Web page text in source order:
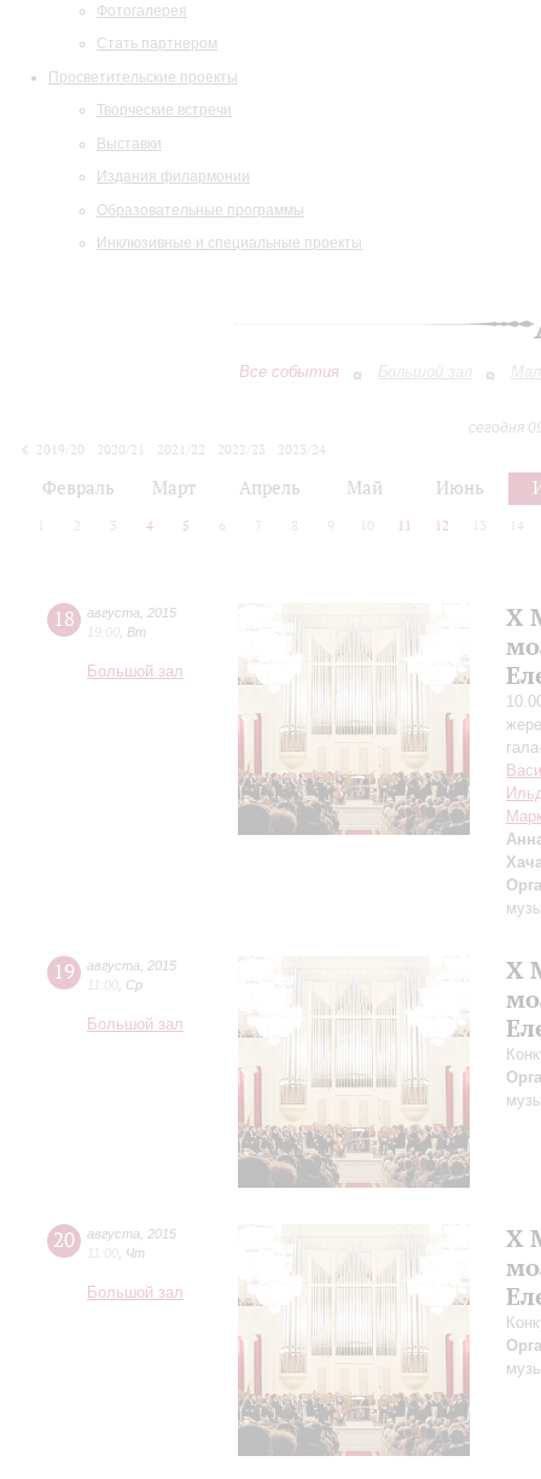
Фотогалерея
Стать партнером
Просветительские проекты
Творческие встречи
Выставки
Издания филармонии
Образовательные программы
Инклюзивные и специальные проекты
Все события Большой зал
сегодня
2019/20
2020/21 2021/22 2022/23
2023/24
Февраль Март Апрель Май Июнь
2 3 4 5 6 7 8 9 10 11 12 13 14
18 августа
2015
19:00 Вт
Большой зал
X
19 августа
2015
11:00 Ср
Большой зал
X
20 августа
2015
11:00 Чт
Большой зал
X